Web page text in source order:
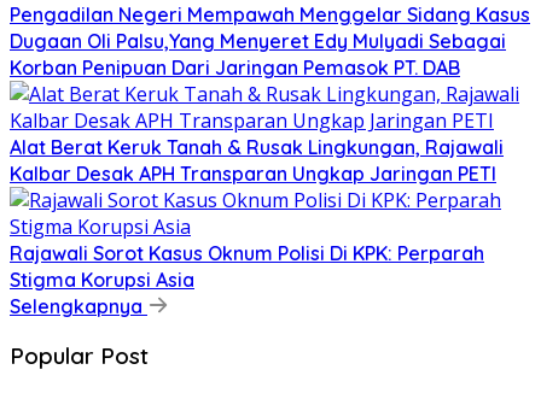
Pengadilan Negeri Mempawah Menggelar Sidang Kasus
Dugaan Oli Palsu,Yang Menyeret Edy Mulyadi Sebagai
Korban Penipuan Dari Jaringan Pemasok PT. DAB
Alat Berat Keruk Tanah & Rusak Lingkungan, Rajawali
Kalbar Desak APH Transparan Ungkap Jaringan PETI
Rajawali Sorot Kasus Oknum Polisi Di KPK: Perparah
Stigma Korupsi Asia
Selengkapnya
Popular Post